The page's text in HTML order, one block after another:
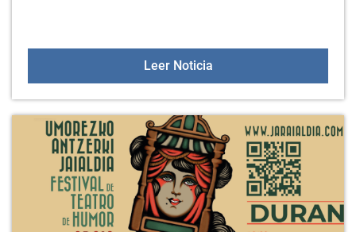
Leer NoticiaEL HORARIO DEL